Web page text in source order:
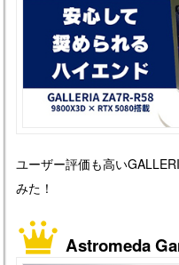
ユーザー評価も高い
みた！
Astromeda